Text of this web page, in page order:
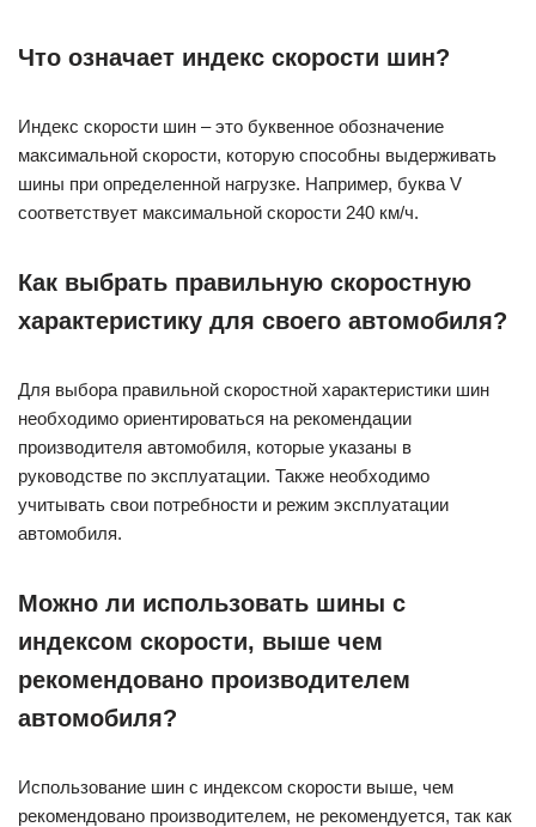
Что означает индекс скорости шин?
Индекс скорости шин – это буквенное обозначение
максимальной скорости, которую способны выдерживать
шины при определенной нагрузке. Например, буква V
соответствует максимальной скорости 240 км/ч.
Как выбрать правильную скоростную
характеристику для своего автомобиля?
Для выбора правильной скоростной характеристики шин
необходимо ориентироваться на рекомендации
производителя автомобиля, которые указаны в
руководстве по эксплуатации. Также необходимо
учитывать свои потребности и режим эксплуатации
автомобиля.
Можно ли использовать шины с
индексом скорости, выше чем
рекомендовано производителем
автомобиля?
Использование шин с индексом скорости выше, чем
рекомендовано производителем, не рекомендуется, так как